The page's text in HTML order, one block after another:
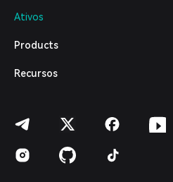
Bahasa Indonesia
हिन्दी
Español (Argentina)
Ativos
Products
Recursos